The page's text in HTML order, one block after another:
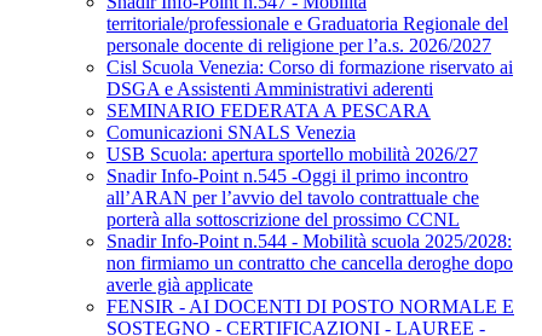
territoriale/professionale e Graduatoria Regionale del
personale docente di religione per l’a.s. 2026/2027
Cisl Scuola Venezia: Corso di formazione riservato ai
DSGA e Assistenti Amministrativi aderenti
SEMINARIO FEDERATA A PESCARA
Comunicazioni SNALS Venezia
USB Scuola: apertura sportello mobilità 2026/27
Snadir Info-Point n.545 -Oggi il primo incontro
all’ARAN per l’avvio del tavolo contrattuale che
porterà alla sottoscrizione del prossimo CCNL
Snadir Info-Point n.544 - Mobilità scuola 2025/2028:
non firmiamo un contratto che cancella deroghe dopo
averle già applicate
FENSIR - AI DOCENTI DI POSTO NORMALE E
SOSTEGNO - CERTIFICAZIONI - LAUREE -